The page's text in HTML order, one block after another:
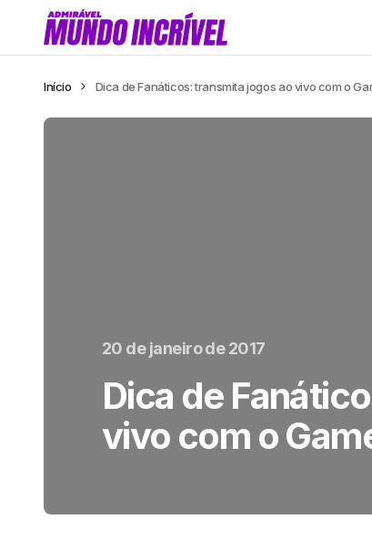
Início Dica de Fanáticos: transmita jogos ao vivo com o
20 de janeiro de 2017
Dica de
vivo com o